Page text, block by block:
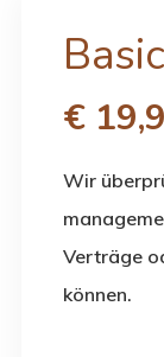
Basic
€
Wir
Verträge
können.